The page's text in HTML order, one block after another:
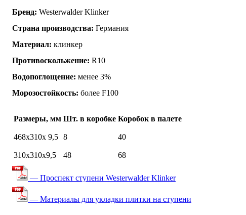
Бренд: Westerwalder Klinker
Страна производства: Германия
Материал: клинкер
Противоскольжение: R10
Водопоглощение: менее 3%
Морозостойкость: более F100
Размеры, мм Шт. в коробке Коробок в палете
468x310x 9,5 8 40
310x310x9,5 48 68
— Проспект ступени Westerwalder Klinker
— Материалы для укладки плитки на ступени